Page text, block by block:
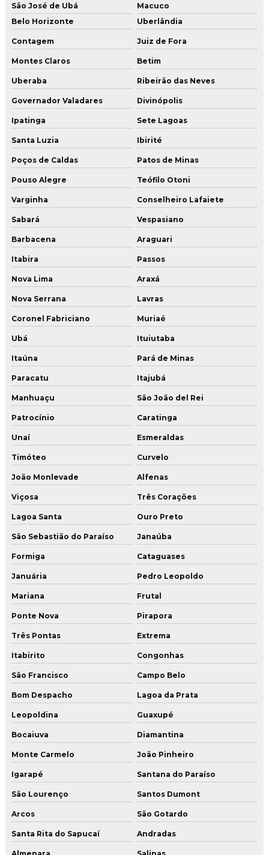
Serviço de aplicação de argamassa cimentícia em sp
Serviço de aplicação de revestimento uretano
Serviço de aplicação de revestimento uretano em sp
Serviço de lapidação de piso
Serviço de lapidação de piso industrial
Serviço de lapidação de piso industrial em mg
Serviço de lapidação de piso industrial no rj
Serviço de lapidação de piso industrial em sp
Serviço de pintura industrial
Serviço de polimento de piso
Serviço de restauração de piso de concreto mg
Serviço de restauração de piso de concreto rj
Serviço de restauração de piso de concreto sp
Serviço de tratamento de junta de concretagem em sp
Tratamento de junta de concretagem
Tratamento de junta de concretagem em sp
Tratamento junta de dilatação estrutural
Tratamento de juntas
Tratamento de juntas de dilatação
Tratamento de juntas de dilatação em pisos
Tratamento de juntas com pu
São José de Ubá
Macuco
Belo Horizonte
Uberlândia
Contagem Juiz de Fora
Montes Claros Betim
Uberaba Ribeirão das Neves
Governador Valadares Divinópolis
Ipatinga Sete Lagoas
Santa Luzia Ibirité
Poços de Caldas Patos de Minas
Pouso Alegre Teófilo Otoni
Varginha Conselheiro Lafaiete
Sabará Vespasiano
Barbacena Araguari
Itabira Passos
Nova Lima Araxá
Nova Serrana Lavras
Coronel Fabriciano Muriaé
Ubá Ituiutaba
Itaúna Pará de Minas
Paracatu Itajubá
Manhuaçu São João del Rei
Patrocínio Caratinga
Unaí Esmeraldas
Timóteo Curvelo
João Monlevade Alfenas
Viçosa Três Corações
Lagoa Santa Ouro Preto
São Sebastião do Paraíso Janaúba
Formiga Cataguases
Januária Pedro Leopoldo
Mariana Frutal
Ponte Nova Pirapora
Três Pontas Extrema
Itabirito Congonhas
São Francisco Campo Belo
Bom Despacho Lagoa da Prata
Leopoldina Guaxupé
Bocaiuva Diamantina
Monte Carmelo João Pinheiro
Igarapé Santana do Paraíso
São Lourenço Santos Dumont
Arcos São Gotardo
Santa Rita do Sapucaí Andradas